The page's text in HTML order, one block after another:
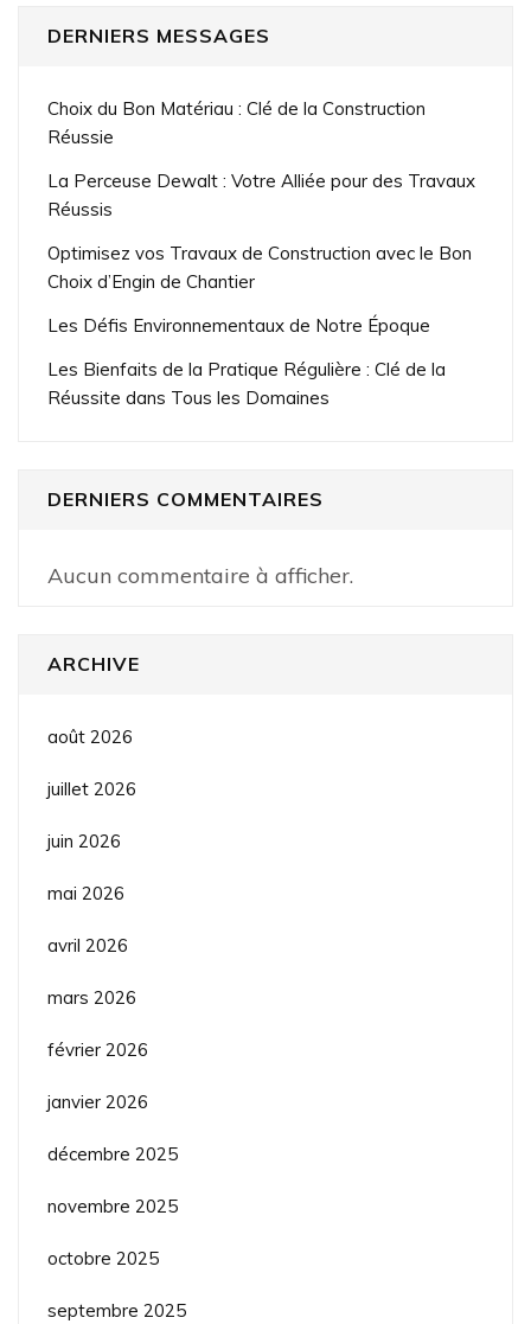
DERNIERS MESSAGES
Choix du Bon Matériau : Clé de la Construction
Réussie
La Perceuse Dewalt : Votre Alliée pour des Travaux
Réussis
Optimisez vos Travaux de Construction avec le Bon
Choix d’Engin de Chantier
Les Défis Environnementaux de Notre Époque
Les Bienfaits de la Pratique Régulière : Clé de la
Réussite dans Tous les Domaines
DERNIERS COMMENTAIRES
Aucun commentaire à afficher.
ARCHIVE
août 2026
juillet 2026
juin 2026
mai 2026
avril 2026
mars 2026
février 2026
janvier 2026
décembre 2025
novembre 2025
octobre 2025
septembre 2025